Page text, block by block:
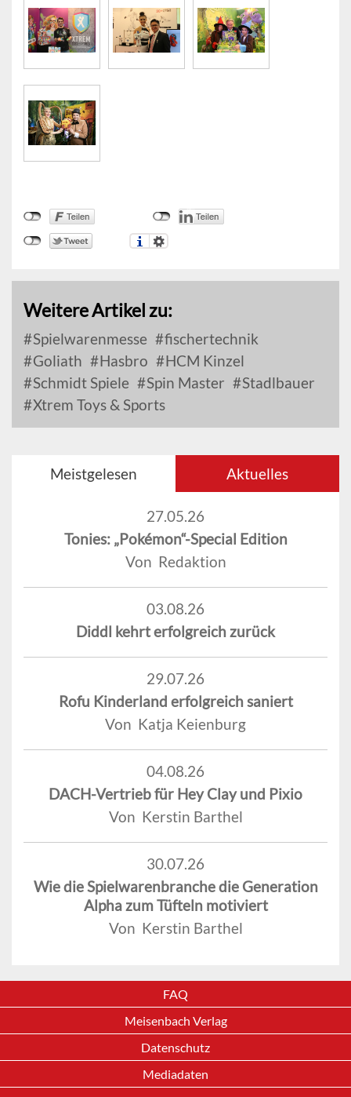
Weitere Artikel zu:
Spielwarenmesse
fischertechnik
Goliath
Hasbro
HCM Kinzel
Schmidt Spiele
Spin Master
Stadlbauer
Xtrem Toys & Sports
Meistgelesen Aktuelles
27.05.26
Tonies: „Pokémon“-Special Edition
Von Redaktion
03.08.26
Diddl kehrt erfolgreich zurück
29.07.26
Rofu Kinderland erfolgreich saniert
Von Katja Keienburg
04.08.26
DACH-Vertrieb für Hey Clay und Pixio
Von Kerstin Barthel
30.07.26
Wie die Spielwarenbranche die Generation
Alpha zum Tüfteln motiviert
Von Kerstin Barthel
FAQ
Meisenbach Verlag
Datenschutz
Mediadaten